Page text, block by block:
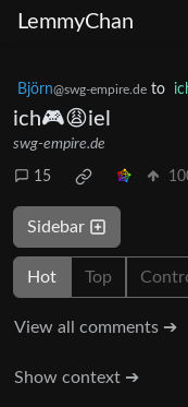
LemmyChan
Björn@swg-empire.de to
ich🎮😩iel
swg-empire.de
15
Sidebar
Hot Top
View all comments ➔
Show context ➔